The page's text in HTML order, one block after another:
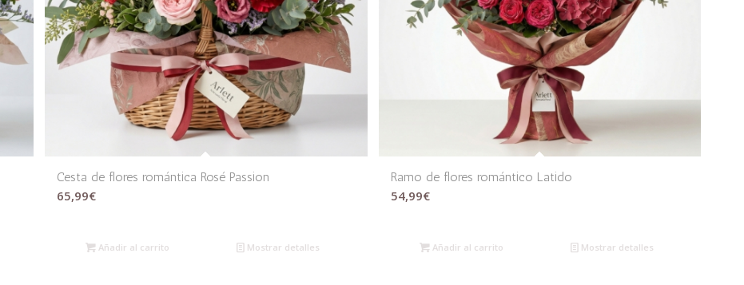
Cesta de flores romántica Rosé Passion
65,99€
Añadir al carrito Mostrar detalles
Ramo de flores romántico Latido
54,99€
Añadir al carrito Mostrar detalles